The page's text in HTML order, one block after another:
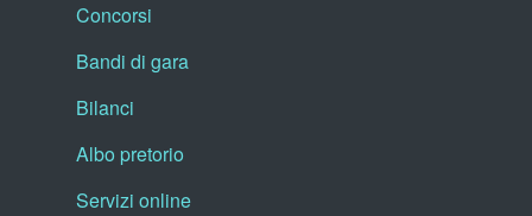
Concorsi
Bandi di gara
Bilanci
Albo pretorio
Servizi online